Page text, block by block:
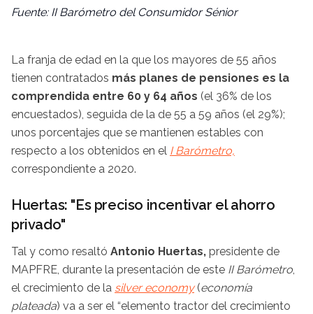
Fuente: II Barómetro del Consumidor Sénior
La franja de edad en la que los mayores de 55 años
tienen contratados más planes de pensiones es la
comprendida entre 60 y 64 años (el 36% de los
encuestados), seguida de la de 55 a 59 años (el 29%);
unos porcentajes que se mantienen estables con
respecto a los obtenidos en el I Barómetro,
correspondiente a 2020.
Huertas: "Es preciso incentivar el ahorro
privado"
Tal y como resaltó Antonio Huertas, presidente de
MAPFRE, durante la presentación de este II Barómetro,
el crecimiento de la silver economy(economía
plateada) va a ser el “elemento tractor del crecimiento